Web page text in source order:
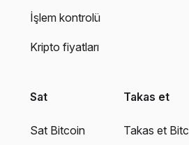
İşlem kontrolü
Kripto fiyatları
Sat
Sat Bitcoin
Takas et
Takas et